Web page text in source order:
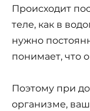
Происходит
теле, как в
нужно
понимает, что
Поэтому при
организме,